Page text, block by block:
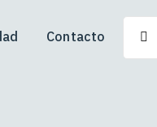
Contacto